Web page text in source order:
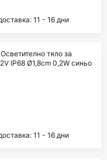
11 - 16 дни
тяло за
IP68 Ø1,8cm 0,2W синьо
11 - 16 дни